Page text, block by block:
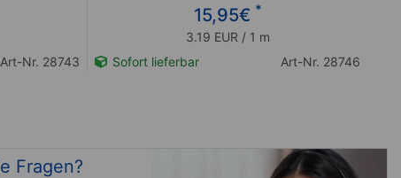
Art-Nr. 28743
15,95€ *
3.19 EUR / 1 m
Sofort lieferbar
Art-Nr. 28746
Fragen?